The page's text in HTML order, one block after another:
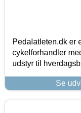
Pedalatleten.dk er
cykelforhandler
udstyr til
Se